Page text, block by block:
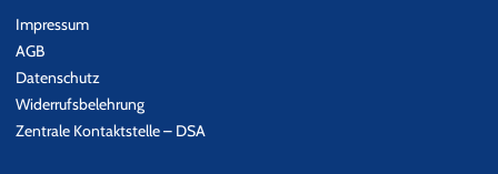
Impressum
AGB
Datenschutz
Widerrufsbelehrung
Zentrale Kontaktstelle – DSA